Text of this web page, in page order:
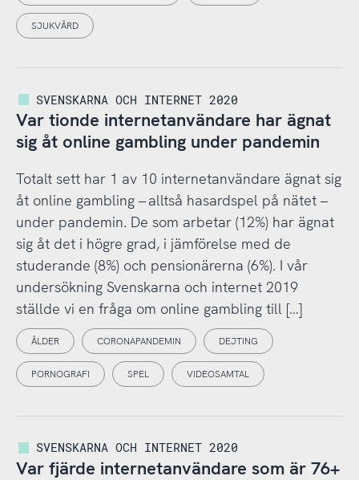
SJUKVÅRD
SVENSKARNA OCH INTERNET 2020
Var tionde internetanvändare har ägnat
sig åt online gambling under pandemin
Totalt sett har 1 av 10 internetanvändare ägnat sig
åt online gambling – alltså hasardspel på nätet –
under pandemin. De som arbetar (12%) har ägnat
sig åt det i högre grad, i jämförelse med de
studerande (8%) och pensionärerna (6%). I vår
undersökning Svenskarna och internet 2019
ställde vi en fråga om online gambling till […]
ÅLDER CORONAPANDEMIN DEJTING
PORNOGRAFI SPEL VIDEOSAMTAL
SVENSKARNA OCH INTERNET 2020
Var fjärde internetanvändare som är 76+